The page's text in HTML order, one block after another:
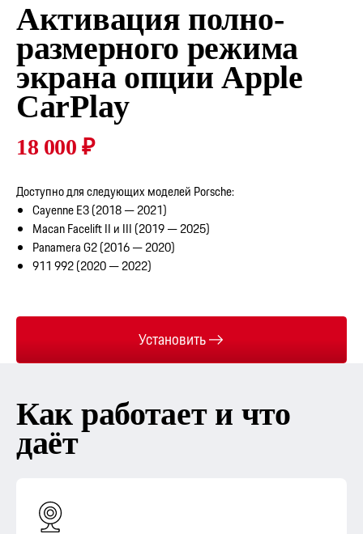
Активация полно-
размерного режима
экрана опции Apple
CarPlay
18 000 ₽
Доступно для следующих моделей Porsche:
Cayenne E3 (2018 — 2021)
Macan Facelift II и III (2019 — 2025)
Panamera G2 (2016 — 2020)
911 992 (2020 — 2022)
Установить
Как работает и что
даёт